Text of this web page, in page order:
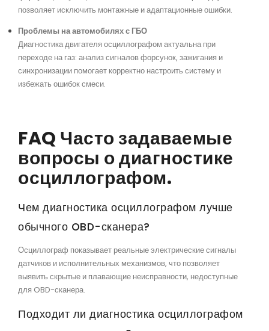
позволяет исключить монтажные и адаптационные ошибки.
Проблемы на автомобилях с ГБО
Диагностика двигателя осциллографом актуальна при
переходе на газ: анализ сигналов форсунок, зажигания и
синхронизации помогает корректно настроить систему и
избежать ошибок смеси.
FAQ Часто задаваемые
вопросы о диагностике
осциллографом.
Чем диагностика осциллографом лучше
обычного OBD-сканера?
Осциллограф показывает реальные электрические сигналы
датчиков и исполнительных механизмов, что позволяет
выявить скрытые и плавающие неисправности, недоступные
для OBD-сканера.
Подходит ли диагностика осциллографом